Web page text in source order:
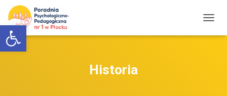
Otwórz pasek narzędzi
R
Historia